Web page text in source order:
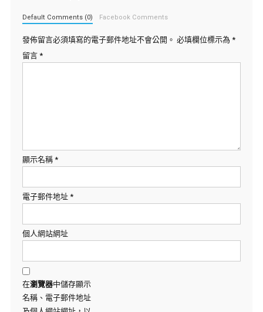
Default Comments (0) Facebook Comments
發佈留言必須填寫的電子郵件地址不會公開。 必填欄位標示為 *
留言 *
顯示名稱 *
電子郵件地址 *
個人網站網址
在瀏覽器中儲存顯示
名稱、電子郵件地址